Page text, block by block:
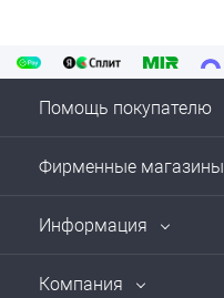
Помощь покупателю
Фирменные магазины
Информация
Компания